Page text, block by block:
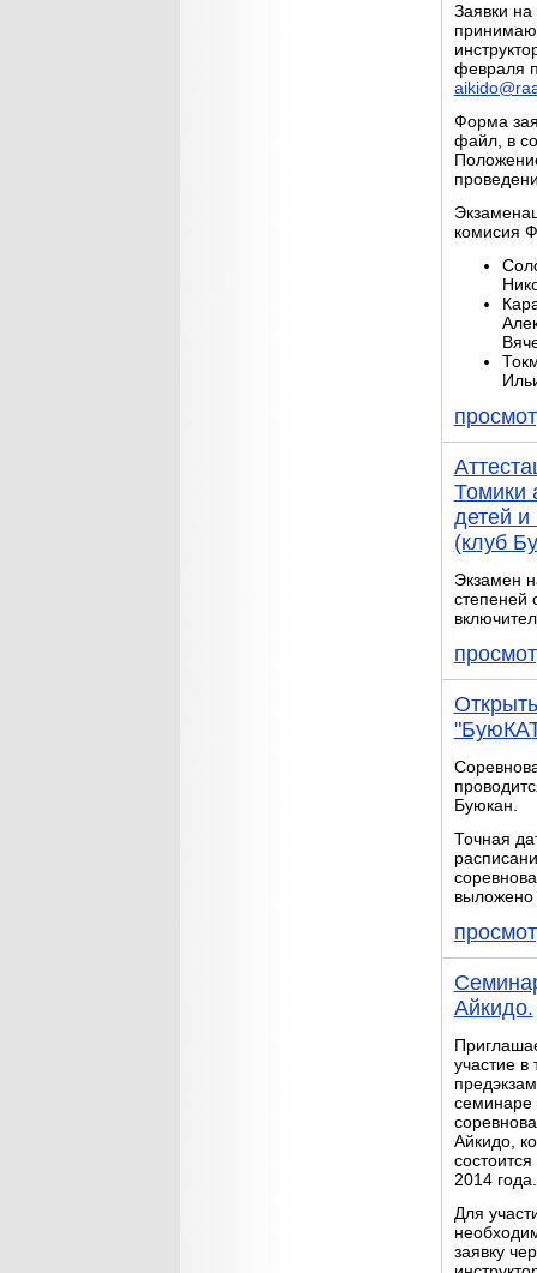
Заявки на
февраля
Форма
файл, в
комисия
Томики
детей и
(клуб
Экзамен
степеней
Буюкан.
Точная
выложено
Айкидо.
участие
семинаре
Айкидо,
2014 года.
Для
заявку